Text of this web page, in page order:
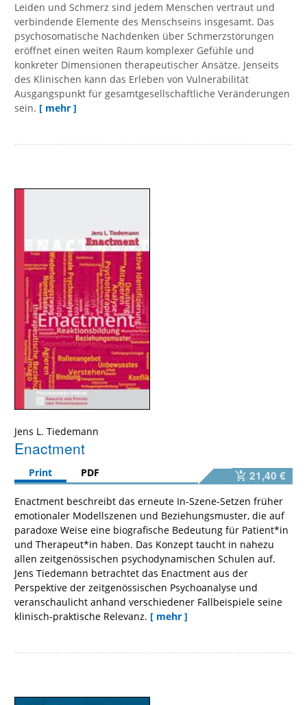
Leiden und Schmerz sind jedem Menschen vertraut und
verbindende Elemente des Menschseins insgesamt. Das
psychosomatische Nachdenken über Schmerzstörungen
eröffnet einen weiten Raum komplexer Gefühle und
konkreter Dimensionen therapeutischer Ansätze. Jenseits
des Klinischen kann das Erleben von Vulnerabilität
Ausgangspunkt für gesamtgesellschaftliche Veränderungen
sein. [ mehr ]
Jens L. Tiedemann
Enactment
Print PDF 21,40 €
Enactment beschreibt das erneute In-Szene-Setzen früher
emotionaler Modellszenen und Beziehungsmuster, die auf
paradoxe Weise eine biografische Bedeutung für Patient*in
und Therapeut*in haben. Das Konzept taucht in nahezu
allen zeitgenössischen psychodynamischen Schulen auf.
Jens Tiedemann betrachtet das Enactment aus der
Perspektive der zeitgenössischen Psychoanalyse und
veranschaulicht anhand verschiedener Fallbeispiele seine
klinisch-praktische Relevanz. [ mehr ]